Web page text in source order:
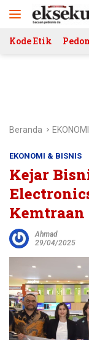
Kode Etik
Beranda
EKONOMI & BISNIS
Kejar
Kemtraan
Ahmad
29/04/2025